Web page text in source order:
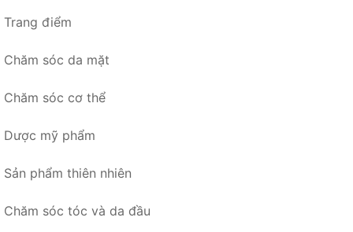
Trang điểm
Chăm sóc da mặt
Chăm sóc cơ thể
Dược mỹ phẩm
Sản phẩm thiên nhiên
Chăm sóc tóc và da đầu